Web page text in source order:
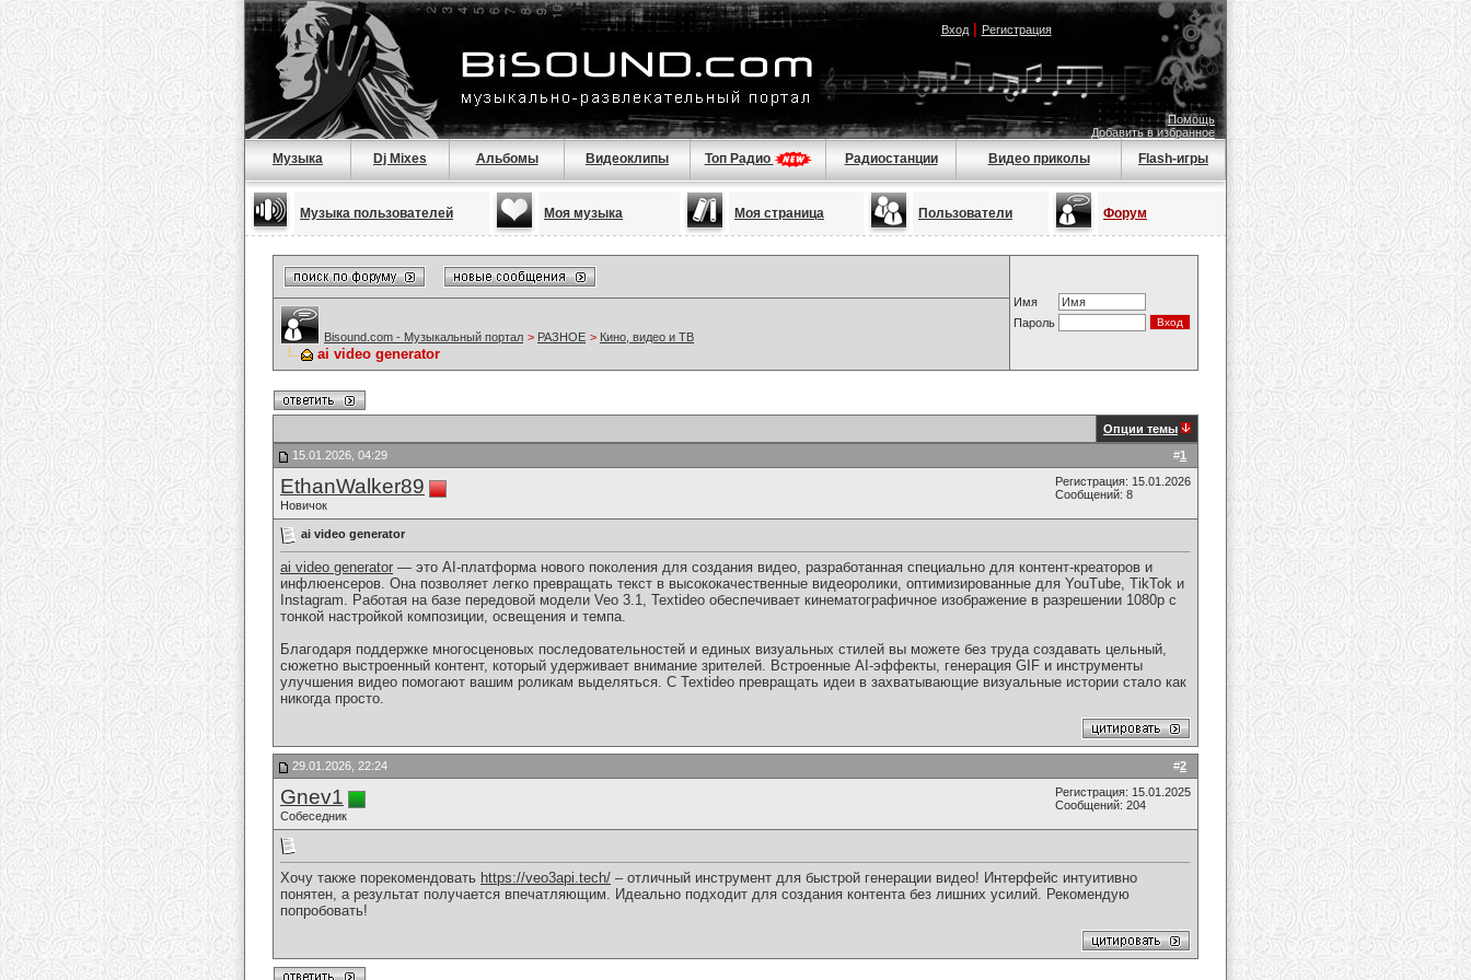
Вход| Регистрация
Помощь
Добавить в избранное
Музыка Dj Mixes Альбомы Видеоклипы Топ Радио Радиостанции Видео приколы Flash-игры
Музыка пользователей Моя музыка Моя страница Пользователи Форум
Имя
Пароль
Bisound.com - Музыкальный портал > РАЗНОЕ > Кино, видео и ТВ
ai video generator
Опции темы
#1
15.01.2026, 04:29
EthanWalker89
Новичок
Регистрация: 15.01.2026
Сообщений: 8
ai video generator
ai video generator — это AI-платформа нового поколения для создания видео, разработанная специально для контент-креаторов и
инфлюенсеров. Она позволяет легко превращать текст в высококачественные видеоролики, оптимизированные для YouTube, TikTok и
Instagram. Работая на базе передовой модели Veo 3.1, Textideo обеспечивает кинематографичное изображение в разрешении 1080p с
тонкой настройкой композиции, освещения и темпа.
Благодаря поддержке многосценовых последовательностей и единых визуальных стилей вы можете без труда создавать цельный,
сюжетно выстроенный контент, который удерживает внимание зрителей. Встроенные AI-эффекты, генерация GIF и инструменты
улучшения видео помогают вашим роликам выделяться. С Textideo превращать идеи в захватывающие визуальные истории стало как
никогда просто.
#2
29.01.2026, 22:24
Gnev1
Собеседник
Регистрация: 15.01.2025
Сообщений: 204
Хочу также порекомендовать https://veo3api.tech/ – отличный инструмент для быстрой генерации видео! Интерфейс интуитивно
понятен, а результат получается впечатляющим. Идеально подходит для создания контента без лишних усилий. Рекомендую
попробовать!